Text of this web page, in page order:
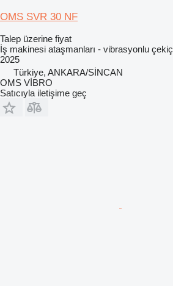
OMS SVR 30 NF
Talep üzerine fiyat
İş makinesi ataşmanları - vibrasyonlu çekiç
2025
Türkiye, ANKARA/SİNCAN
OMS VİBRO
Satıcıyla iletişime geç